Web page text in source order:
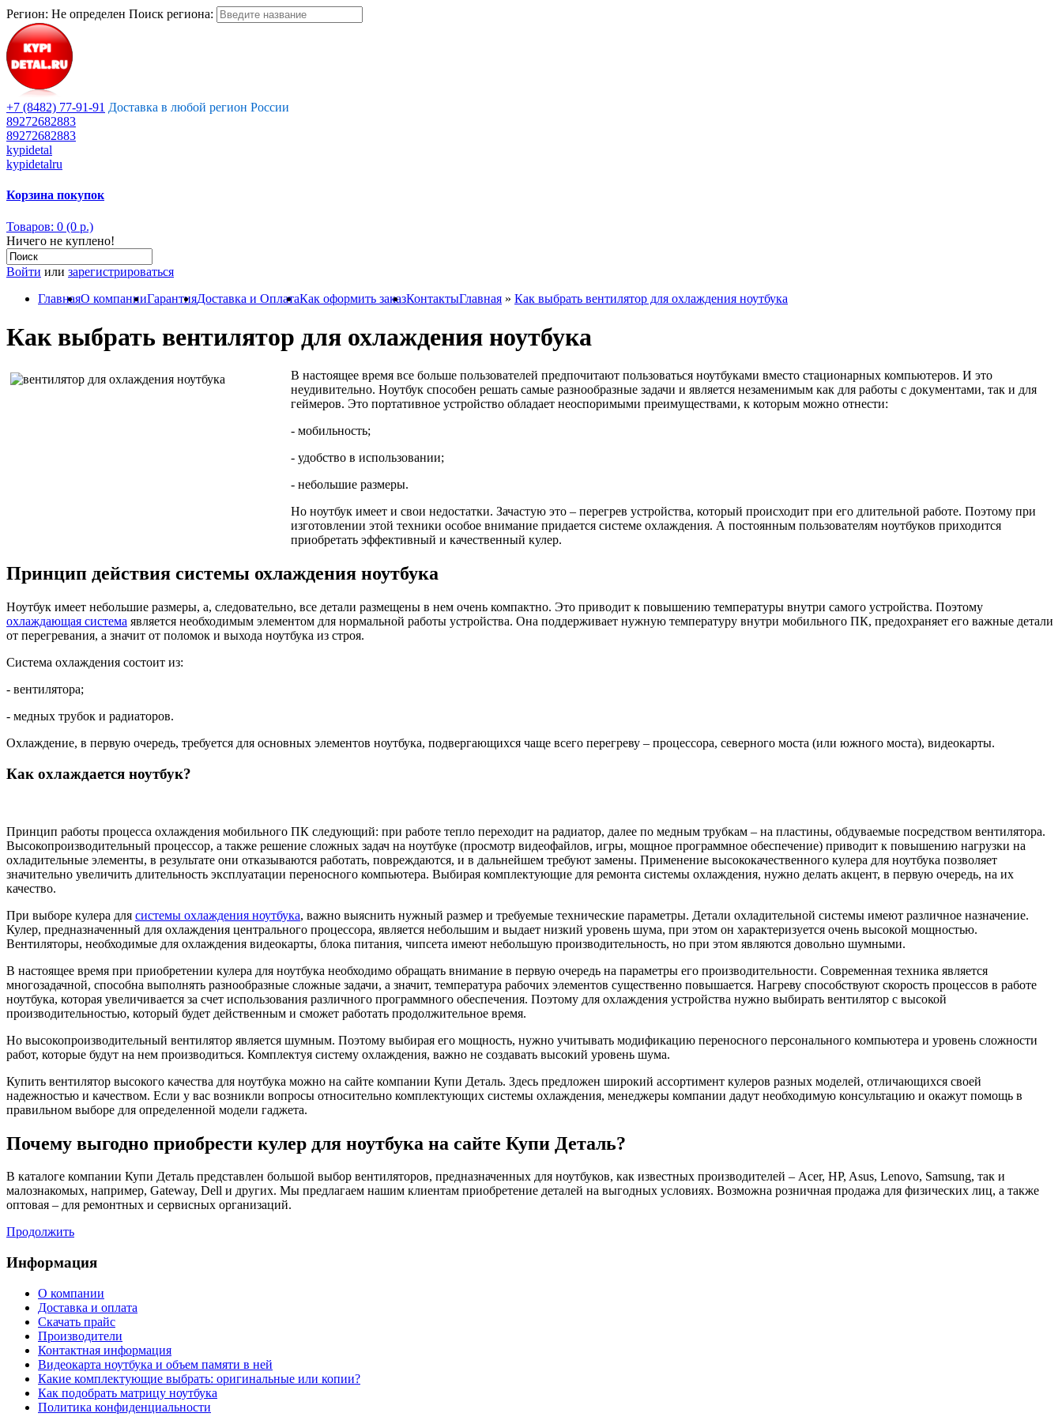
Регион: Не определен Поиск региона:
+7 (8482) 77-91-91 Доставка в любой регион России
89272682883
89272682883
kypidetal
kypidetalru
Корзина покупок
Товаров: 0 (0 р.)
Ничего не куплено!
Войти или зарегистрироваться
ГлавнаяО компанииГарантияДоставка и ОплатаКак оформить заказКонтактыГлавная » Как выбрать вентилятор для охлаждения ноутбука
Как выбрать вентилятор для охлаждения ноутбука
В настоящее время все больше пользователей предпочитают пользоваться ноутбуками вместо стационарных компьютеров. И это
неудивительно. Ноутбук способен решать самые разнообразные задачи и является незаменимым как для работы с документами, так и для
геймеров. Это портативное устройство обладает неоспоримыми преимуществами, к которым можно отнести:
- мобильность;
- удобство в использовании;
- небольшие размеры.
Но ноутбук имеет и свои недостатки. Зачастую это – перегрев устройства, который происходит при его длительной работе. Поэтому при
изготовлении этой техники особое внимание придается системе охлаждения. А постоянным пользователям ноутбуков приходится
приобретать эффективный и качественный кулер.
Принцип действия системы охлаждения ноутбука
Ноутбук имеет небольшие размеры, а, следовательно, все детали размещены в нем очень компактно. Это приводит к повышению температуры внутри самого устройства. Поэтому
охлаждающая система является необходимым элементом для нормальной работы устройства. Она поддерживает нужную температуру внутри мобильного ПК, предохраняет его важные детали
от перегревания, а значит от поломок и выхода ноутбука из строя.
Система охлаждения состоит из:
- вентилятора;
- медных трубок и радиаторов.
Охлаждение, в первую очередь, требуется для основных элементов ноутбука, подвергающихся чаще всего перегреву – процессора, северного моста (или южного моста), видеокарты.
Как охлаждается ноутбук?
Принцип работы процесса охлаждения мобильного ПК следующий: при работе тепло переходит на радиатор, далее по медным трубкам – на пластины, обдуваемые посредством вентилятора.
Высокопроизводительный процессор, а также решение сложных задач на ноутбуке (просмотр видеофайлов, игры, мощное программное обеспечение) приводит к повышению нагрузки на
охладительные элементы, в результате они отказываются работать, повреждаются, и в дальнейшем требуют замены. Применение высококачественного кулера для ноутбука позволяет
значительно увеличить длительность эксплуатации переносного компьютера. Выбирая комплектующие для ремонта системы охлаждения, нужно делать акцент, в первую очередь, на их
качество.
При выборе кулера для системы охлаждения ноутбука, важно выяснить нужный размер и требуемые технические параметры. Детали охладительной системы имеют различное назначение.
Кулер, предназначенный для охлаждения центрального процессора, является небольшим и выдает низкий уровень шума, при этом он характеризуется очень высокой мощностью.
Вентиляторы, необходимые для охлаждения видеокарты, блока питания, чипсета имеют небольшую производительность, но при этом являются довольно шумными.
В настоящее время при приобретении кулера для ноутбука необходимо обращать внимание в первую очередь на параметры его производительности. Современная техника является
многозадачной, способна выполнять разнообразные сложные задачи, а значит, температура рабочих элементов существенно повышается. Нагреву способствуют скорость процессов в работе
ноутбука, которая увеличивается за счет использования различного программного обеспечения. Поэтому для охлаждения устройства нужно выбирать вентилятор с высокой
производительностью, который будет действенным и сможет работать продолжительное время.
Но высокопроизводительный вентилятор является шумным. Поэтому выбирая его мощность, нужно учитывать модификацию переносного персонального компьютера и уровень сложности
работ, которые будут на нем производиться. Комплектуя систему охлаждения, важно не создавать высокий уровень шума.
Купить вентилятор высокого качества для ноутбука можно на сайте компании Купи Деталь. Здесь предложен широкий ассортимент кулеров разных моделей, отличающихся своей
надежностью и качеством. Если у вас возникли вопросы относительно комплектующих системы охлаждения, менеджеры компании дадут необходимую консультацию и окажут помощь в
правильном выборе для определенной модели гаджета.
Почему выгодно приобрести кулер для ноутбука на сайте Купи Деталь?
В каталоге компании Купи Деталь представлен большой выбор вентиляторов, предназначенных для ноутбуков, как известных производителей – Acer, HP, Asus, Lenovo, Samsung, так и
малознакомых, например, Gateway, Dell и других. Мы предлагаем нашим клиентам приобретение деталей на выгодных условиях. Возможна розничная продажа для физических лиц, а также
оптовая – для ремонтных и сервисных организаций.
Продолжить
Информация
О компании
Доставка и оплата
Cкачать прайс
Производители
Контактная информация
Видеокарта ноутбука и объем памяти в ней
Какие комплектующие выбрать: оригинальные или копии?
Как подобрать матрицу ноутбука
Политика конфиденциальности